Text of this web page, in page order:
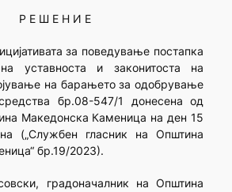
Р Е Ш Е Н И Е
за поведување постапка
уставноста и законитоста на
на барањето за одобрување
бр.08-547/1 донесена од
Македонска Каменица на ден 15
(„Службен гласник на Општина
бр.19/2023).
градоначалник на Општина